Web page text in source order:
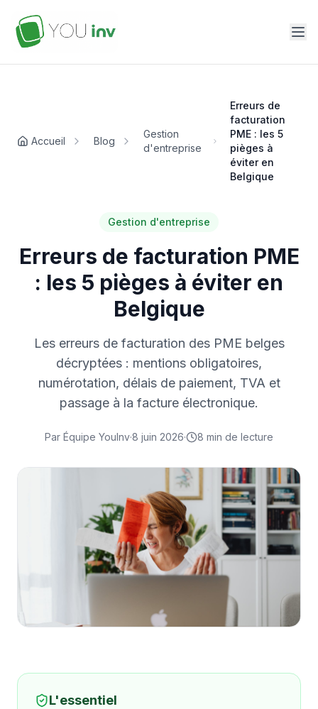
Accueil Blog
Gestion
d'entreprise
Erreurs de
facturation
PME : les 5
pièges à
éviter en
Belgique
Gestion d'entreprise
Erreurs de facturation PME
: les 5 pièges à éviter en
Belgique
Les erreurs de facturation des PME belges
décryptées : mentions obligatoires,
numérotation, délais de paiement, TVA et
passage à la facture électronique.
Par Équipe YouInv·8 juin 2026· 8 min de lecture
L'essentiel